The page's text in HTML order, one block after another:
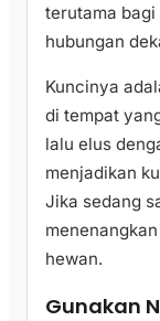
terutama bagi
hubungan
Kuncinya
di tempat
lalu elus
menjadikan
Jika sedang
hewan.
Gunakan